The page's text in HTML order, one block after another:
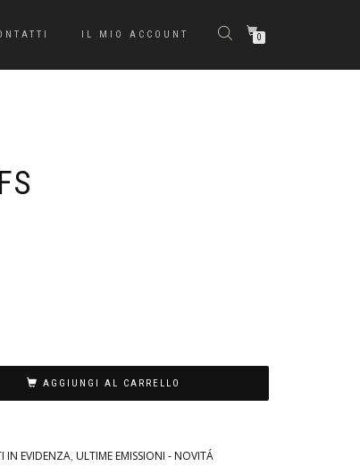
IL MIO ACCOUNT 0
AGGIUNGI AL CARRELLO
IN EVIDENZA, ULTIME EMISSIONI - NOVITÁ